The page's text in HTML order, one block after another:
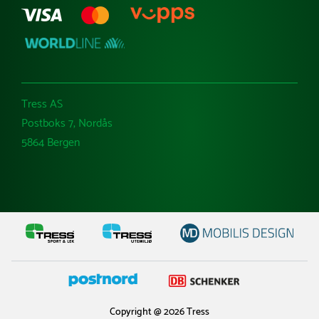
Tress AS
Postboks 7, Nordås
5864 Bergen
Copyright @ 2026 Tress